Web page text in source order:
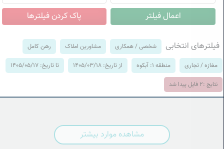
فیلترهای انتخابی شخصی / همکاری مشاورین املاک رهن کامل
مغازه / تجاری منطقه 1: آبکوه از تاریخ: 1405/03/18 تا تاریخ: 1405/05/17
نتایج :2 فایل پیدا شد
مشاهده موارد بیشتر